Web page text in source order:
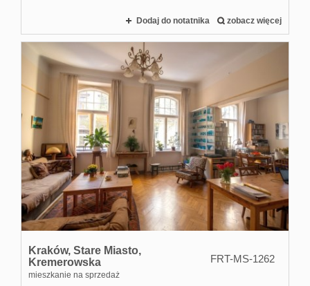
Dodaj do notatnika zobacz więcej
Kraków, Stare Miasto,
Kremerowska
mieszkanie na sprzedaż
FRT-MS-1262